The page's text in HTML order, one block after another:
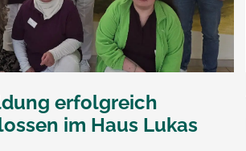
erfolgreich
im Haus Lukas